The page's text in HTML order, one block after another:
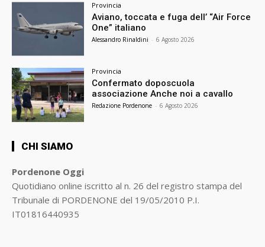
Provincia
Aviano, toccata e fuga dell’ “Air Force
One” italiano
Alessandro Rinaldini - 6 Agosto 2026
Provincia
Confermato doposcuola
associazione Anche noi a cavallo
Redazione Pordenone - 6 Agosto 2026
CHI SIAMO
Pordenone Oggi
Quotidiano online iscritto al n. 26 del registro stampa del
Tribunale di PORDENONE del 19/05/2010 P.I.
IT01816440935